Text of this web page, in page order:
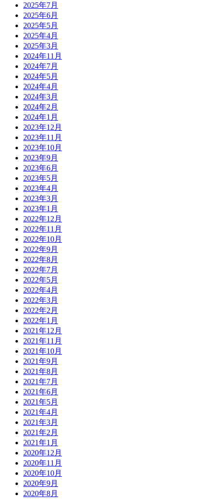
2025年7月
2025年6月
2025年5月
2025年4月
2025年3月
2024年11月
2024年7月
2024年5月
2024年4月
2024年3月
2024年2月
2024年1月
2023年12月
2023年11月
2023年10月
2023年9月
2023年6月
2023年5月
2023年4月
2023年3月
2023年1月
2022年12月
2022年11月
2022年10月
2022年9月
2022年8月
2022年7月
2022年5月
2022年4月
2022年3月
2022年2月
2022年1月
2021年12月
2021年11月
2021年10月
2021年9月
2021年8月
2021年7月
2021年6月
2021年5月
2021年4月
2021年3月
2021年2月
2021年1月
2020年12月
2020年11月
2020年10月
2020年9月
2020年8月